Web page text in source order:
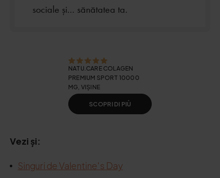
sociale și... sănătatea ta.
NATU.CARE COLAGEN
PREMIUM SPORT 10000
MG, VIȘINE
SCOPRI DI PIÙ
Vezi și:
Singuri de Valentine's Day